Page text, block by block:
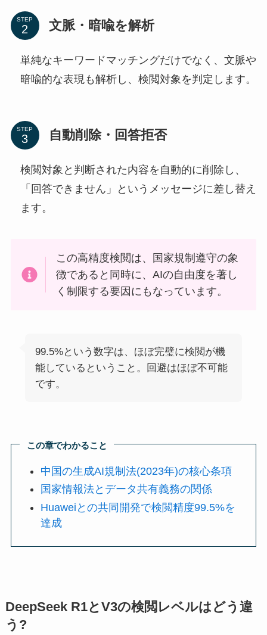
STEP 文脈・暗喩を解析
単純なキーワードマッチングだけでなく、文脈や
暗喩的な表現も解析し、検閲対象を判定します。
STEP 自動削除・回答拒否
検閲対象と判断された内容を自動的に削除し、
「回答できません」というメッセージに差し替え
ます。
この高精度検閲は、国家規制遵守の象
徴であると同時に、AIの自由度を著し
く制限する要因にもなっています。
99.5%という数字は、ほぼ完璧に検閲が機
能しているということ。回避はほぼ不可能
です。
この章でわかること
中国の生成AI規制法(2023年)の核心条項
国家情報法とデータ共有義務の関係
Huaweiとの共同開発で検閲精度99.5%を
達成
DeepSeek R1とV3の検閲レベルはどう違
う?